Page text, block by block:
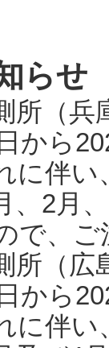
らせ
所（
から
に伴い
、2月
で、
所（
から
に伴い